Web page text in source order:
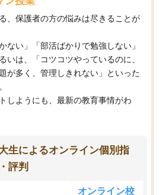
、保護者の方の悩みは尽きることが
ない」「部活ばかりで勉強しない」
いは、「コツコツやっているのに、
が多く、管理しきれない」といった
しようにも、最新の教育事情がわ
生によるオンライン個別指
評判
オンライン校